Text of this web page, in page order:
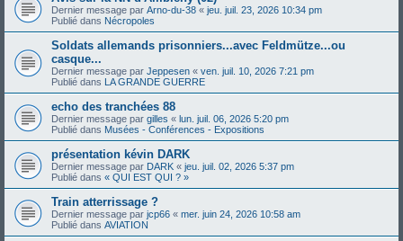
Dernier message par Arno-du-38 « jeu. juil. 23, 2026 10:34 pm
Publié dans Nécropoles
Soldats allemands prisonniers...avec Feldmütze...ou
casque...
Dernier message par Jeppesen « ven. juil. 10, 2026 7:21 pm
Publié dans LA GRANDE GUERRE
echo des tranchées 88
Dernier message par gilles « lun. juil. 06, 2026 5:20 pm
Publié dans Musées - Conférences - Expositions
présentation kévin DARK
Dernier message par DARK « jeu. juil. 02, 2026 5:37 pm
Publié dans « QUI EST QUI ? »
Train atterrissage ?
Dernier message par jcp66 « mer. juin 24, 2026 10:58 am
Publié dans AVIATION